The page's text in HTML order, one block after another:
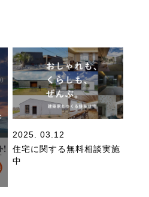
2025. 03.12
住宅に関する無料相談実施
中